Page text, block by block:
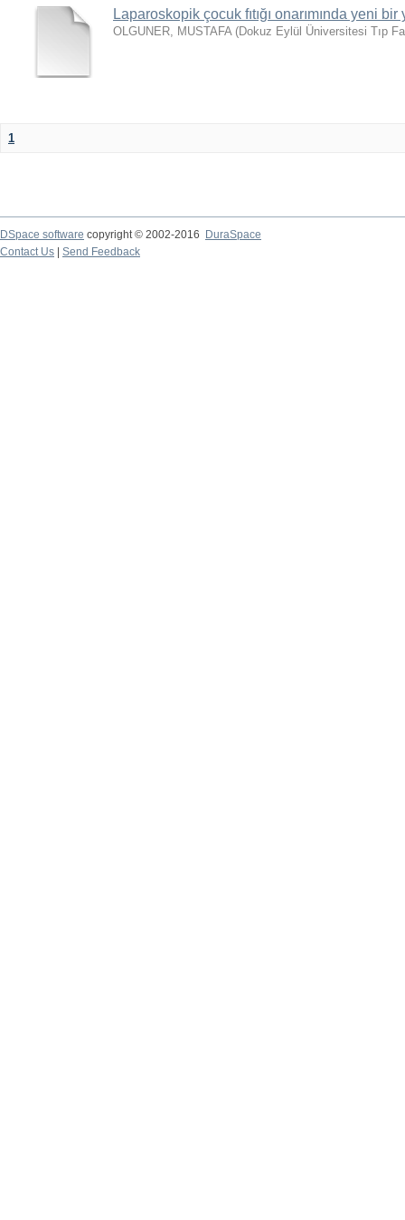
Laparoskopik çocuk fıtığı onarımında yeni
OLGUNER, MUSTAFA (Dokuz Eylül Üniversitesi Tıp
1
DSpace software copyright © 2002-2016
DuraSpace
Contact Us
Send Feedback